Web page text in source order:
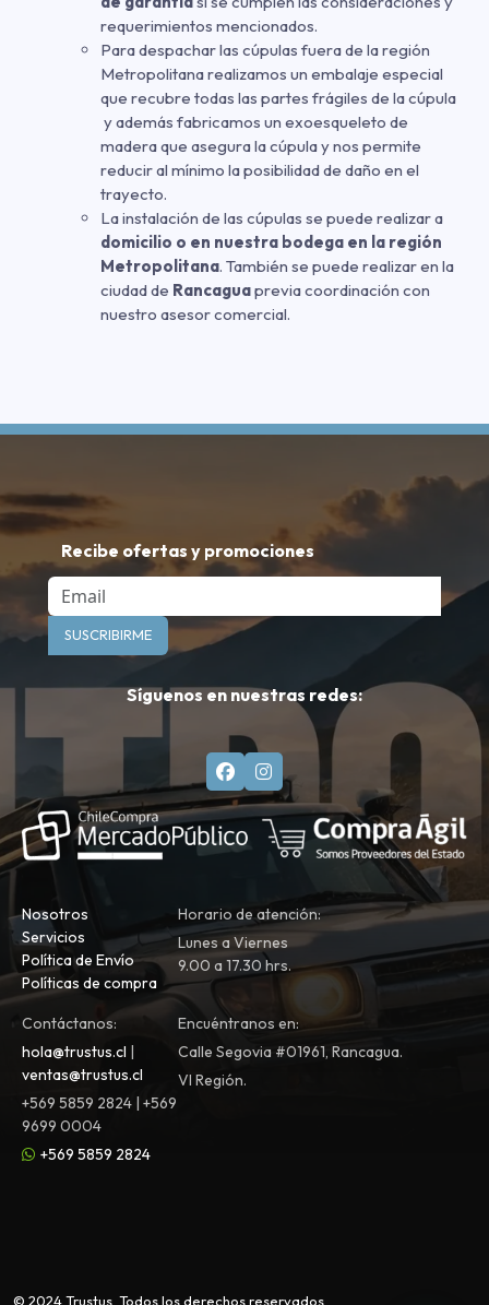
requerimientos mencionados.
Para despachar las cúpulas fuera de la región
Metropolitana realizamos un embalaje especial
que recubre todas las partes frágiles de la cúpula
y además fabricamos un exoesqueleto de
madera que asegura la cúpula y nos permite
reducir al mínimo la posibilidad de daño en el
trayecto.
La instalación de las cúpulas se puede realizar a
domicilio o en nuestra bodega en la región
Metropolitana. También se puede realizar en la
ciudad de Rancaguaprevia coordinación con
nuestro asesor comercial.
Recibe ofertas y promociones
Email
SUSCRIBIRME
Síguenos en nuestras redes:
Nosotros
Servicios
Política de Envío
Políticas de compra
Horario de atención:
Lunes a Viernes
9.00 a 17.30 hrs.
Contáctanos:
hola@trustus.cl
ventas@trustus.cl
+569 5859 2824 | +569
9699 0004
+569 5859 2824
Encuéntranos en:
Calle Segovia #01961, Rancagua.
VI Región.
© 2024 Trustus. Todos los derechos reservados.